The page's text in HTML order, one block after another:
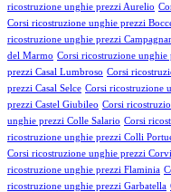
ricostruzione unghie prezzi Aurelio
Corsi ricostruzione unghie prezzi
ricostruzione unghie prezzi
del Marmo Corsi ricostruzione unghie
prezzi Casal Lumbroso Corsi
prezzi Casal Selce Corsi ricostruzione
prezzi Castel Giubileo Corsi
unghie prezzi Colle Salario Corsi
ricostruzione unghie prezzi Colli
Corsi ricostruzione unghie prezzi
ricostruzione unghie prezzi Flaminia
ricostruzione unghie prezzi Garbatella